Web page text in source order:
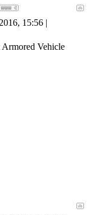
15:56 |
Vehicle